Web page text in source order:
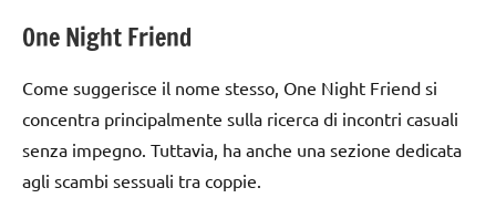
One Night Friend
Come suggerisce il nome stesso, One Night Friend si
concentra principalmente sulla ricerca di incontri casuali
senza impegno. Tuttavia, ha anche una sezione dedicata
agli scambi sessuali tra coppie.